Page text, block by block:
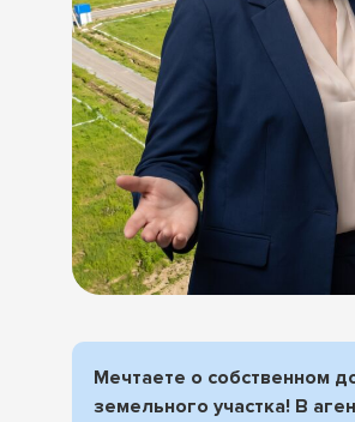
Мечтаете о собственном
земельного участка! В